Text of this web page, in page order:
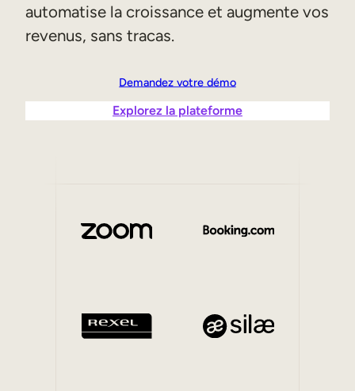
Formation des partenaires
automatise la croissance et augmente vos
revenus, sans tracas.
Demandez votre démo
Explorez la plateforme